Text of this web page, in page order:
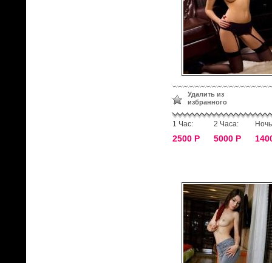
Удалить из
избранного
1 Час:
2500 Р
2 Часа:
5000 Р